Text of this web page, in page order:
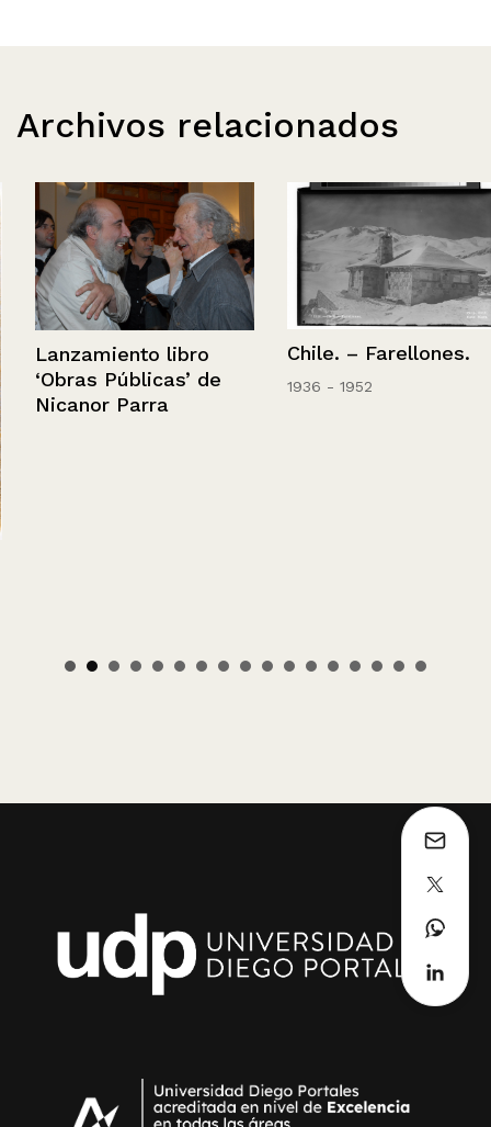
Archivos relacionados
Lanzamiento libro
‘Obras Públicas’ de
Nicanor Parra
Chile. – Farellones.
1936 - 1952